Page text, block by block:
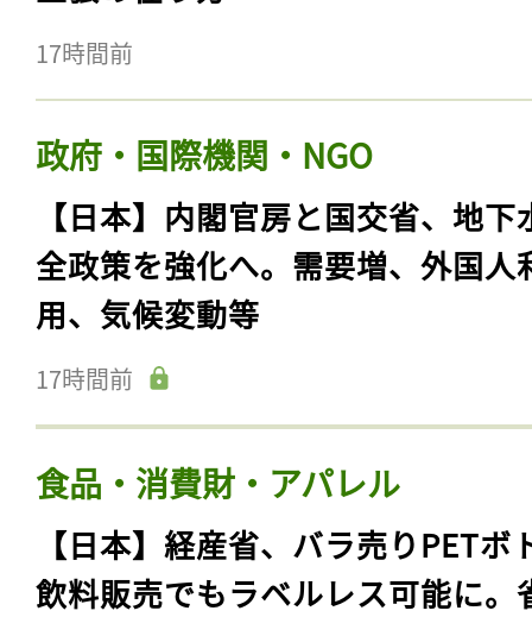
17時間前
政府・国際機関・NGO
【日本】内閣官房と国交省、地下
全政策を強化へ。需要増、外国人
用、気候変動等
17時間前
食品・消費財・アパレル
【日本】経産省、バラ売りPETボ
飲料販売でもラベルレス可能に。